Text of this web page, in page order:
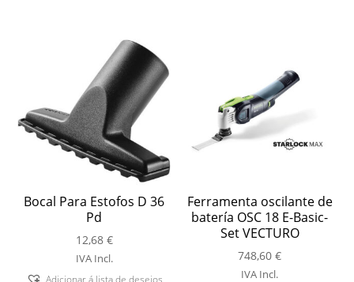
Bocal Para Estofos D 36
Pd
12,68 €
IVA Incl.
Ferramenta oscilante de
batería OSC 18 E-Basic-
Set VECTURO
748,60€
IVA Incl.